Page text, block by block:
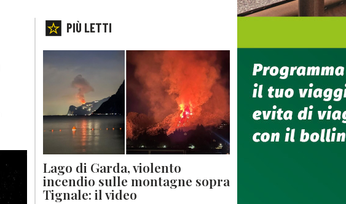
PIÙ LETTI
Lago di Garda, violento
incendio sulle montagne sopra
Tignale: il video